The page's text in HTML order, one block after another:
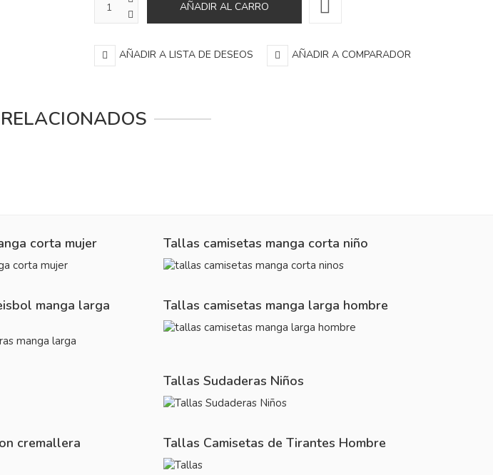
AÑADIR A LISTA DE DESEOS AÑADIR A COMPARADOR
corta mujer Tallas camisetas manga corta niño
manga larga Tallas camisetas manga larga hombre
Tallas Sudaderas Niños
cremallera Tallas Camisetas de Tirantes Hombre